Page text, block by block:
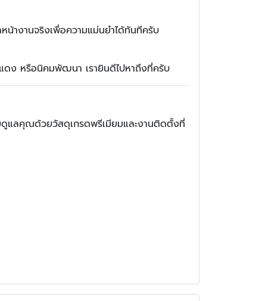
น้างานจริงเพื่อความแม่นยำได้ทันทีครับ
ดง หรือนิคมพัฒนา เรายินดีไปหาถึงที่ครับ
แลคุณด้วยวัสดุเกรดพรีเมียมและงานติดตั้งที่